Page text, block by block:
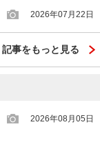
2026年07月22日
記事をもっと見る
2026年08月05日